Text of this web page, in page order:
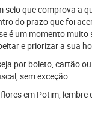
selo que comprova a
do prazo que foi
é um momento
e priorizar a sua
por boleto, cartão
sem exceção.
em Potim,